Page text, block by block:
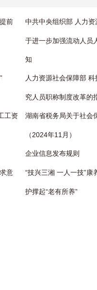
前 中共中央组织部 人力
于进一步加强流动人员
知
人力资源社会保障部
究人员职称制度改革的
工资 湖南省税务局关于社会
（2024年11月）
企业信息发布规则
意 “技兴三湘 一人一技”
护撑起“老有所养”